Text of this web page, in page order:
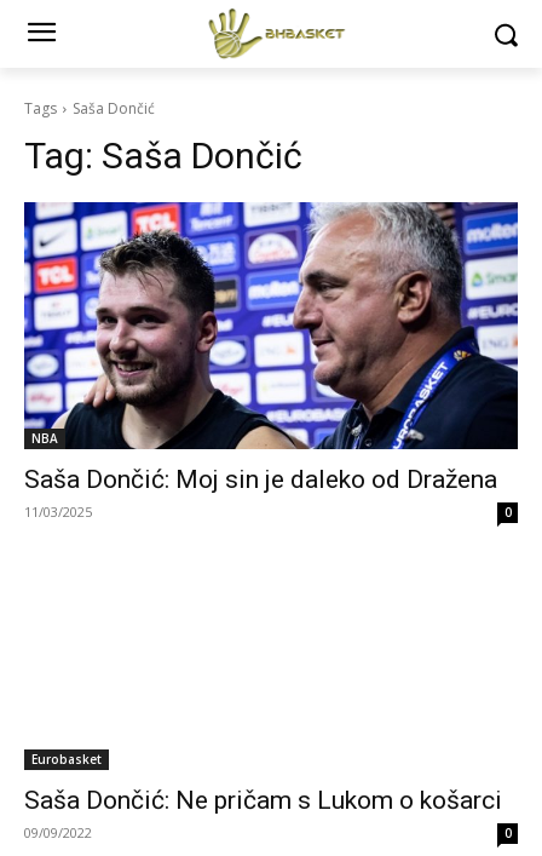
Tags Saša Dončić
Tag: Saša Dončić
NBA
Saša Dončić: Moj sin je daleko od Dražena
11/03/2025 0
Eurobasket
Saša Dončić: Ne pričam s Lukom o košarci
09/09/2022 0